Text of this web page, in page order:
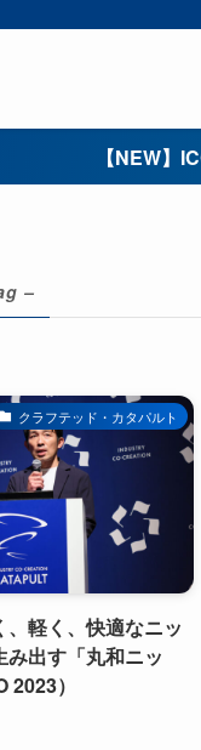
【NEW】
–
クラフテッド・カタパルト
、軽く、快適なニッ
み出す「丸和ニッ
2023）